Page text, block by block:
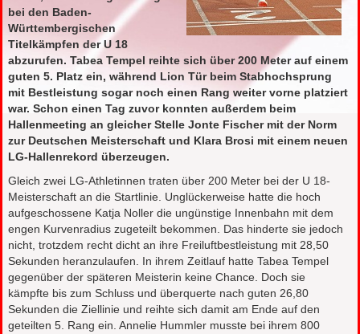
bei den Baden-
Württembergischen
Titelkämpfen der U 18
abzurufen. Tabea Tempel reihte sich über 200 Meter auf einem
guten 5. Platz ein, während Lion Tür beim Stabhochsprung
mit Bestleistung sogar noch einen Rang weiter vorne platziert
war. Schon einen Tag zuvor konnten außerdem beim
Hallenmeeting an gleicher Stelle Jonte Fischer mit der Norm
zur Deutschen Meisterschaft und Klara Brosi mit einem neuen
LG-Hallenrekord überzeugen.
Gleich zwei LG-Athletinnen traten über 200 Meter bei der U 18-
Meisterschaft an die Startlinie. Unglückerweise hatte die hoch
aufgeschossene Katja Noller die ungünstige Innenbahn mit dem
engen Kurvenradius zugeteilt bekommen. Das hinderte sie jedoch
nicht, trotzdem recht dicht an ihre Freiluftbestleistung mit 28,50
Sekunden heranzulaufen. In ihrem Zeitlauf hatte Tabea Tempel
gegenüber der späteren Meisterin keine Chance. Doch sie
kämpfte bis zum Schluss und überquerte nach guten 26,80
Sekunden die Ziellinie und reihte sich damit am Ende auf den
geteilten 5. Rang ein. Annelie Hummler musste bei ihrem 800